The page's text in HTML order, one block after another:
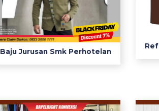
W
c
Baju Jurusan Smk Perhotelan